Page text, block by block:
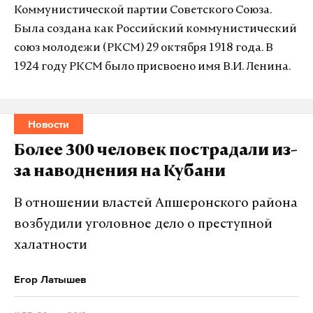
Коммунистической партии Советского Союза.
Была создана как Российский коммунистический
союз молодежи (РКСМ) 29 октября 1918 года. В
1924 году РКСМ было присвоено имя В.И. Ленина.
Новости
Более 300 человек пострадали из-
за наводнения на Кубани
В отношении властей Апшеронского района
возбудили уголовное дело о преступной
халатности
Егор Латышев